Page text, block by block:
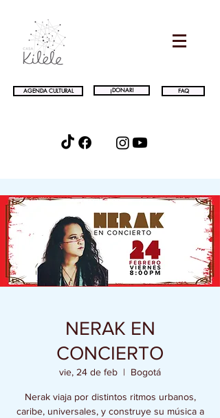
AGENDA CULTURAL ¡DONAR! FAQ
NERAK EN
CONCIERTO
vie, 24 de feb
  |
Bogotá
Nerak viaja por distintos ritmos urbanos,
caribe, universales, y construye su música a